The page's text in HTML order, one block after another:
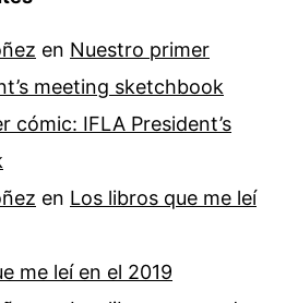
en Nuestro primer
meeting sketchbook
cómic: IFLA President’s
en Los libros que me leí
me leí en el 2019